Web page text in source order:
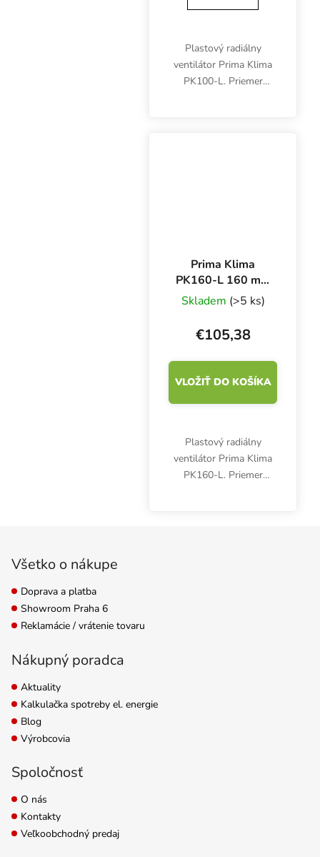
Plastový radiálny
ventilátor Prima Klima
PK100-L. Priemer
Prima Klima
PK160-L 160 mm
- 800 m3/h,
jednorýchlostný
ventilátor
Skladem (>5 ks)
€105,38
VLOŽIŤ DO KOŠÍKA
Plastový radiálny
ventilátor Prima Klima
PK160-L. Priemer
Všetko o nákupe
Doprava a platba
Showroom Praha 6
Reklamácie / vrátenie tovaru
Nákupný poradca
Aktuality
Kalkulačka spotreby el. energie
Blog
Výrobcovia
Spoločnosť
O nás
Kontakty
Veľkoobchodný predaj